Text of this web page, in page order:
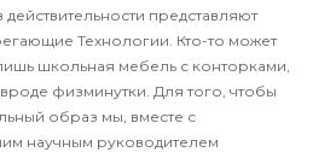
представляют
Технологии. Кто-то может
школьная мебель с конторками,
физминутки. Для того, чтобы
образ мы, вместе с
научным руководителем